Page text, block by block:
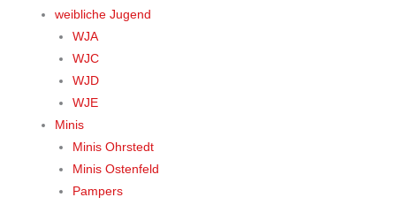
weibliche Jugend
WJA
WJC
WJD
WJE
Minis
Minis Ohrstedt
Minis Ostenfeld
Pampers